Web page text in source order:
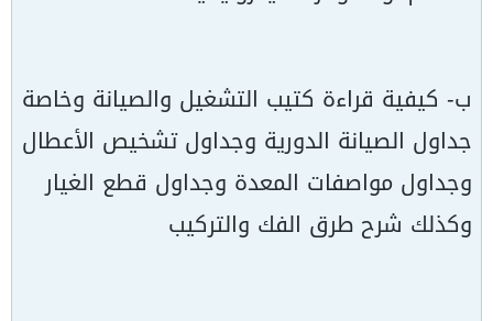
ب- كيفية قراءة كتيب التشغيل والصيانة وخاصة
جداول الصيانة الدورية وجداول تشخيص الأعطال
وجداول مواصفات المعدة وجداول قطع الغيار
وكذلك شرح طرق الفك والتركيب